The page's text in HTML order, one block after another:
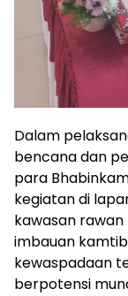
Dalam
bencana dan
para
kegiatan di
kawasan
imbauan
kewaspadaan
berpotensi